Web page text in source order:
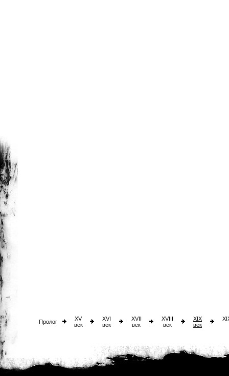
Пролог
XV
век
XVI
век
XVII
век
XVIII
век
XIX
век